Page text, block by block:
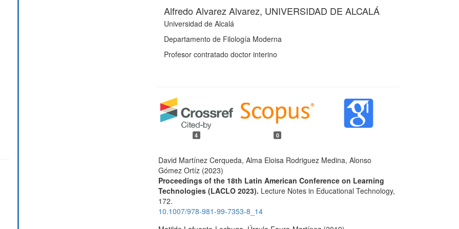
Alfredo Alvarez Alvarez, UNIVERSIDAD DE ALCALÁ
Universidad de Alcalá
Departamento de Filología Moderna
Profesor contratado doctor interino
4 0
David Martínez Cerqueda, Alma Eloisa Rodriguez Medina, Alonso
Gómez Ortíz (2023)
Proceedings of the 18th Latin American Conference on Learning
Technologies (LACLO 2023). Lecture Notes in Educational Technology,
172.
10.1007/978-981-99-7353-8_14